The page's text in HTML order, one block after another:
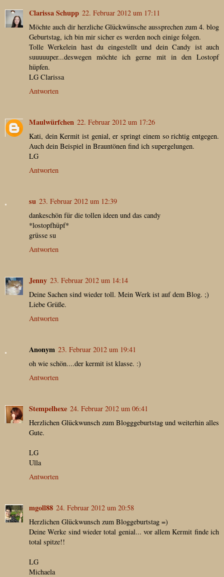
Clarissa Schupp 22. Februar 2012 um 17:11
Möchte auch dir herzliche Glückwünsche aussprechen zum 4. blog
Geburtstag, ich bin mir sicher es werden noch einige folgen.
Tolle Werkelein hast du eingestellt und dein Candy ist auch
suuuuuper...deswegen möchte ich gerne mit in den Lostopf
hüpfen.
LG Clarissa
Antworten
Maulwürfchen 22. Februar 2012 um 17:26
Kati, dein Kermit ist genial, er springt einem so richtig entgegen.
Auch dein Beispiel in Brauntönen find ich supergelungen.
LG
Antworten
su 23. Februar 2012 um 12:39
dankeschön für die tollen ideen und das candy
*lostopfhüpf*
grüsse su
Antworten
Jenny 23. Februar 2012 um 14:14
Deine Sachen sind wieder toll. Mein Werk ist auf dem Blog. ;)
Liebe Grüße.
Antworten
Anonym 23. Februar 2012 um 19:41
oh wie schön....der kermit ist klasse. :)
Antworten
Stempelhexe 24. Februar 2012 um 06:41
Herzlichen Glückwunsch zum Blogggeburtstag und weiterhin alles
Gute.
LG
Ulla
Antworten
mgoll88 24. Februar 2012 um 20:58
Herzlichen Glückwunsch zum Bloggeburtstag =)
Deine Werke sind wieder total genial... vor allem Kermit finde ich
total spitze!!
LG
Michaela